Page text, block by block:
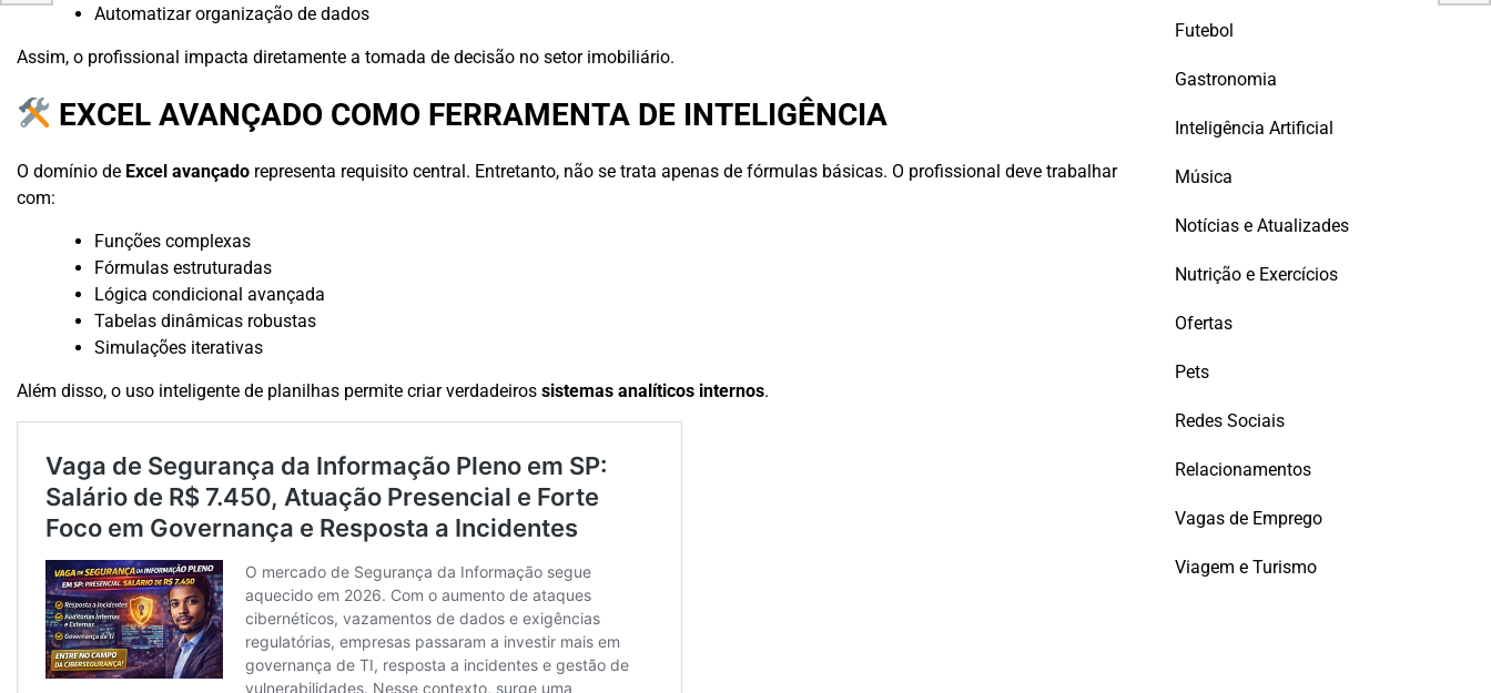
Automatizar organização de dados
Assim, o profissional impacta diretamente a tomada de decisão no setor imobiliário.
EXCEL AVANÇADO COMO FERRAMENTA DE INTELIGÊNCIA
O domínio de Excel avançado representa requisito central. Entretanto, não se trata apenas de fórmulas básicas. O profissional deve trabalhar
com:
Funções complexas
Fórmulas estruturadas
Lógica condicional avançada
Tabelas dinâmicas robustas
Simulações iterativas
Além disso, o uso inteligente de planilhas permite criar verdadeiros sistemas analíticos internos.
Futebol
Gastronomia
Inteligência Artificial
Música
Notícias e Atualizades
Nutrição e Exercícios
Ofertas
Pets
Redes Sociais
Relacionamentos
Vagas de Emprego
Viagem e Turismo